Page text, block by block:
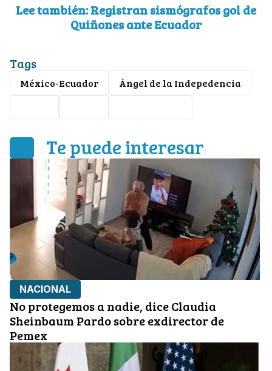
Lee también: Registran sismógrafos gol de
Quiñones ante Ecuador
Tags
México-Ecuador
Ángel de la Indepedencia
Te puede interesar
NACIONAL
No protegemos a nadie, dice Claudia
Sheinbaum Pardo sobre exdirector de
Pemex